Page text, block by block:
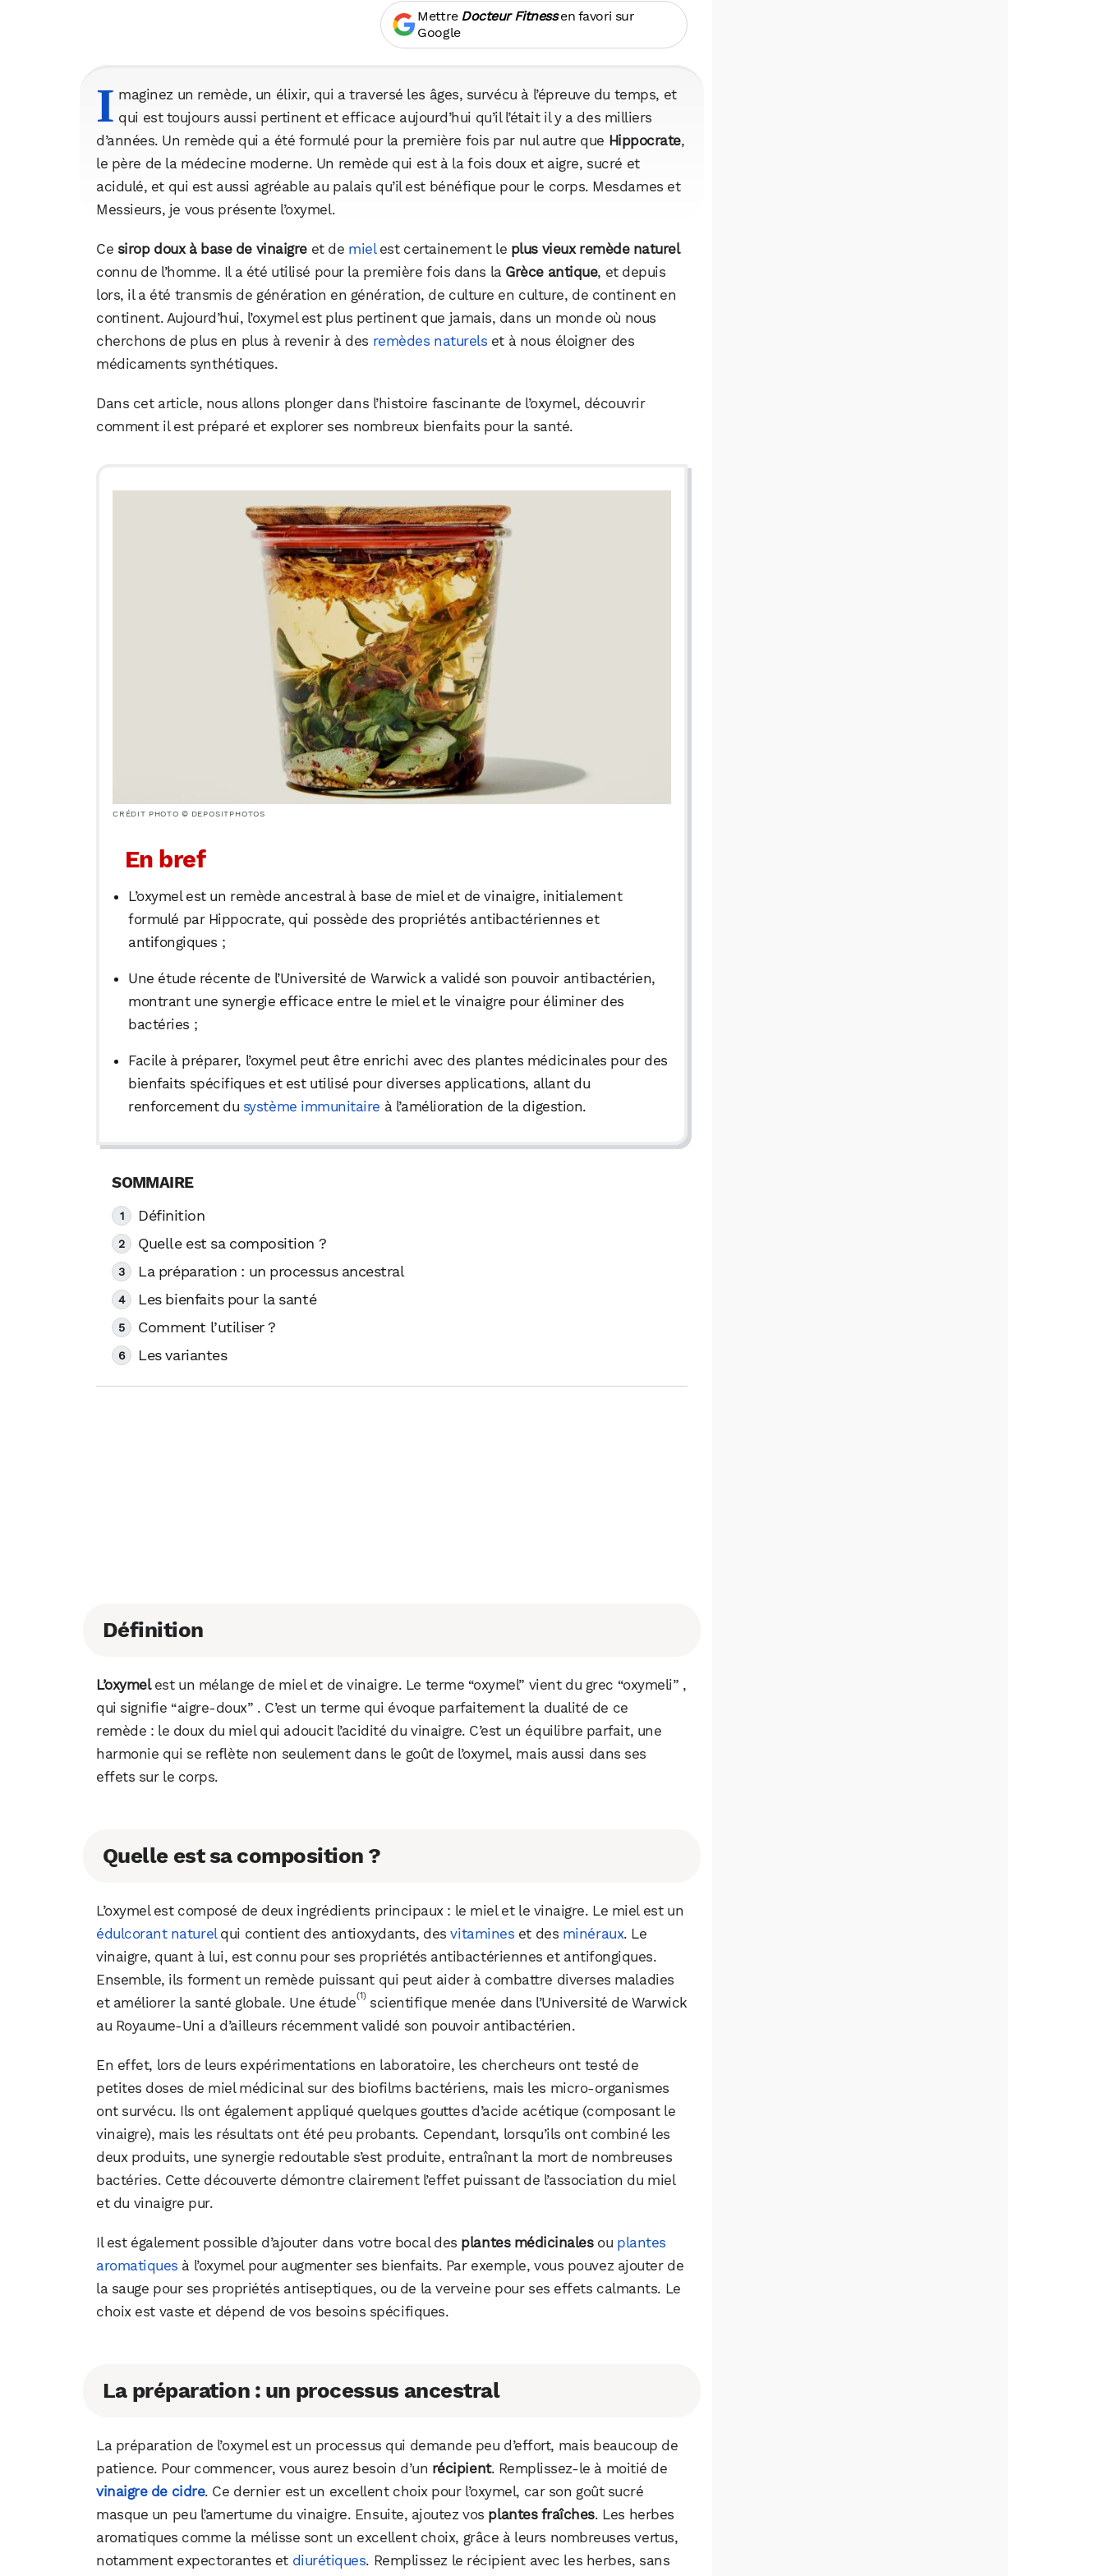
Mettre Docteur Fitnessen favori sur
Google
I maginez un remède, un élixir, qui a traversé les âges, survécu à l’épreuve du temps, et
qui est toujours aussi pertinent et efficace aujourd’hui qu’il l’était il y a des milliers
d’années. Un remède qui a été formulé pour la première fois par nul autre que Hippocrate,
le père de la médecine moderne. Un remède qui est à la fois doux et aigre, sucré et
acidulé, et qui est aussi agréable au palais qu’il est bénéfique pour le corps. Mesdames et
Messieurs, je vous présente l’oxymel.
Ce sirop doux à base de vinaigreet de mielest certainement le plus vieux remède naturel
connu de l’homme. Il a été utilisé pour la première fois dans la Grèce antique, et depuis
lors, il a été transmis de génération en génération, de culture en culture, de continent en
continent. Aujourd’hui, l’oxymel est plus pertinent que jamais, dans un monde où nous
cherchons de plus en plus à revenir à des remèdes naturels et à nous éloigner des
médicaments synthétiques.
Dans cet article, nous allons plonger dans l’histoire fascinante de l’oxymel, découvrir
comment il est préparé et explorer ses nombreux bienfaits pour la santé.
CRÉDIT PHOTO © DEPOSITPHOTOS
En bref
L’oxymel est un remède ancestral à base de miel et de vinaigre, initialement
formulé par Hippocrate, qui possède des propriétés antibactériennes et
antifongiques ;
Une étude récente de l’Université de Warwick a validé son pouvoir antibactérien,
montrant une synergie efficace entre le miel et le vinaigre pour éliminer des
bactéries ;
Facile à préparer, l’oxymel peut être enrichi avec des plantes médicinales pour des
bienfaits spécifiques et est utilisé pour diverses applications, allant du
renforcement du système immunitaire à l’amélioration de la digestion.
Définition
Quelle est sa composition ?
La préparation : un processus ancestral
Les bienfaits pour la santé
Comment l’utiliser ?
Les variantes
Définition
L’oxymelest un mélange de miel et de vinaigre. Le terme “oxymel” vient du grec “oxymeli” ,
qui signifie “aigre-doux” . C’est un terme qui évoque parfaitement la dualité de ce
remède : le doux du miel qui adoucit l’acidité du vinaigre. C’est un équilibre parfait, une
harmonie qui se reflète non seulement dans le goût de l’oxymel, mais aussi dans ses
effets sur le corps.
Quelle est sa composition ?
L’oxymel est composé de deux ingrédients principaux : le miel et le vinaigre. Le miel est un
édulcorant naturelqui contient des antioxydants, desvitamines et des minéraux. Le
vinaigre, quant à lui, est connu pour ses propriétés antibactériennes et antifongiques.
Ensemble, ils forment un remède puissant qui peut aider à combattre diverses maladies
et améliorer la santé globale. Une étude(1) scientifique menée dans l’Université de Warwick
au Royaume-Uni a d’ailleurs récemment validé son pouvoir antibactérien.
En effet, lors de leurs expérimentations en laboratoire, les chercheurs ont testé de
petites doses de miel médicinal sur des biofilms bactériens, mais les micro-organismes
ont survécu. Ils ont également appliqué quelques gouttes d’acide acétique (composant le
vinaigre), mais les résultats ont été peu probants. Cependant, lorsqu’ils ont combiné les
deux produits, une synergie redoutable s’est produite, entraînant la mort de nombreuses
bactéries. Cette découverte démontre clairement l’effet puissant de l’association du miel
et du vinaigre pur.
Il est également possible d’ajouter dans votre bocal des plantes médicinalesou plantes
aromatiques à l’oxymel pour augmenter ses bienfaits. Par exemple, vous pouvez ajouter de
la sauge pour ses propriétés antiseptiques, ou de la verveine pour ses effets calmants. Le
choix est vaste et dépend de vos besoins spécifiques.
La préparation : un processus ancestral
La préparation de l’oxymel est un processus qui demande peu d’effort, mais beaucoup de
patience. Pour commencer, vous aurez besoin d’un récipient. Remplissez-le à moitié de
vinaigre de cidre. Ce dernier est un excellent choix pour l’oxymel, car son goût sucré
masque un peu l’amertume du vinaigre. Ensuite, ajoutez vos plantes fraîches. Les herbes
aromatiques comme la mélisse sont un excellent choix, grâce à leurs nombreuses vertus,
notamment expectorantes et diurétiques. Remplissez le récipient avec les herbes, sans